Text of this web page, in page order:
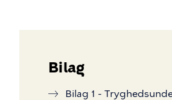
Bilag
Bilag 1 -